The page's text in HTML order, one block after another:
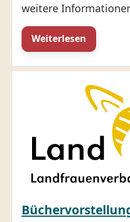
weitere
Weiterlesen